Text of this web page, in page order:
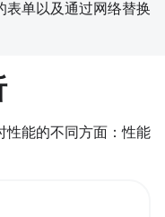
表单以及通过网络替换
性能的不同方面：性能